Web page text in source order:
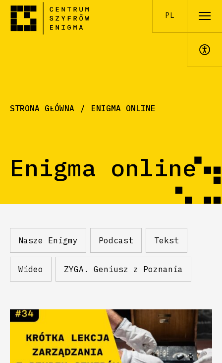
PL
STRONA GŁÓWNA ENIGMA ONLINE
Enigma online
Nasze Enigmy Podcast Tekst
Wideo ZYGA. Geniusz z Poznania